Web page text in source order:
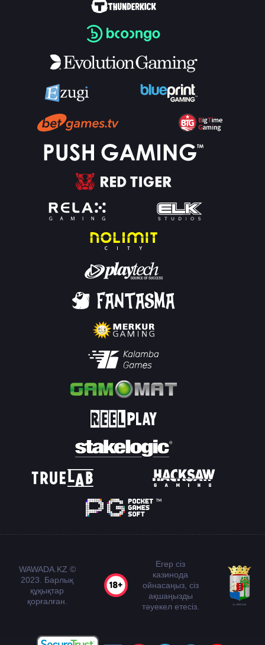
WAWADA.KZ ©
2023. Барлық
құқықтар
қорғалған.
Егер сіз
казинода
ойнасаңыз, сіз
ақшаңызды
тәуекел етесіз.